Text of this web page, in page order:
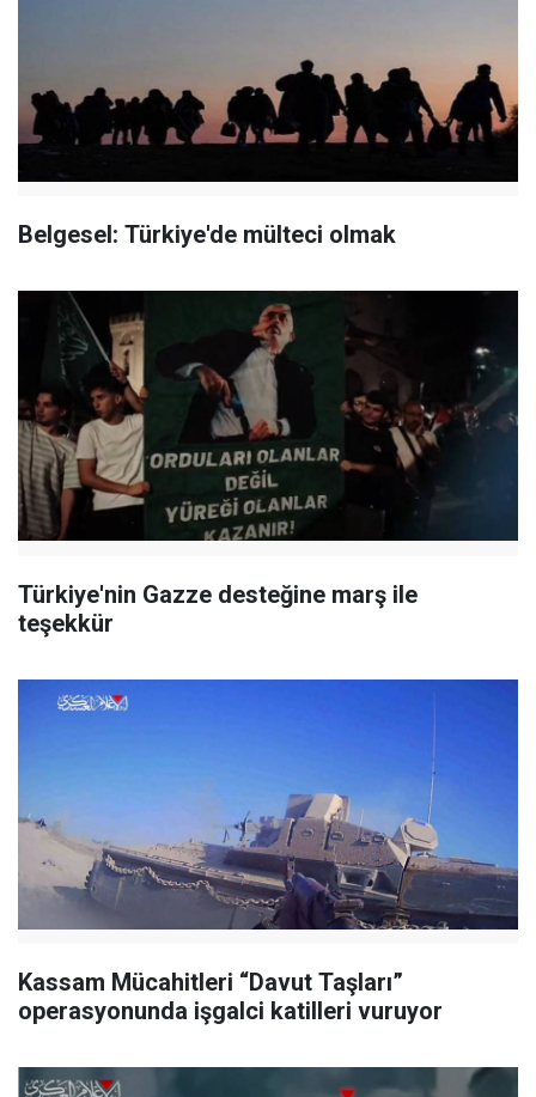
Belgesel: Türkiye'de mülteci olmak
Türkiye'nin Gazze desteğine marş ile
teşekkür
Kassam Mücahitleri “Davut Taşları”
operasyonunda işgalci katilleri vuruyor